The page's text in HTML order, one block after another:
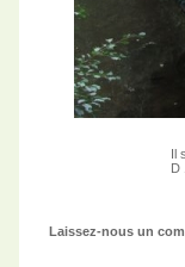
Il
D
Laissez-nous un